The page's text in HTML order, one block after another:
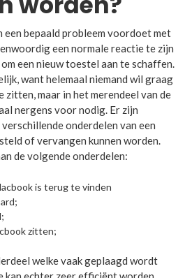
een bepaald probleem voordoet met
een normale reactie te zijn
een nieuw toestel aan te schaffen.
want helemaal niemand wil graag
zitten, maar in het merendeel van de
nergens voor nodig. Er zijn
onderdelen van een
of vervangen kunnen worden.
de volgende onderdelen:
is terug te vinden
zitten;
welke vaak geplaagd wordt